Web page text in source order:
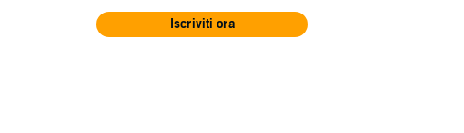
Iscriviti ora